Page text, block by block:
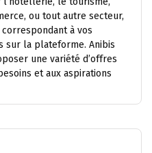
ou tout autre secteur,
à vos
sur la plateforme. Anibis
une variété d’offres
et aux aspirations